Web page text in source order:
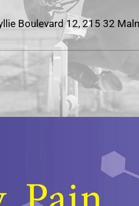
Boulevard 12, 215 32